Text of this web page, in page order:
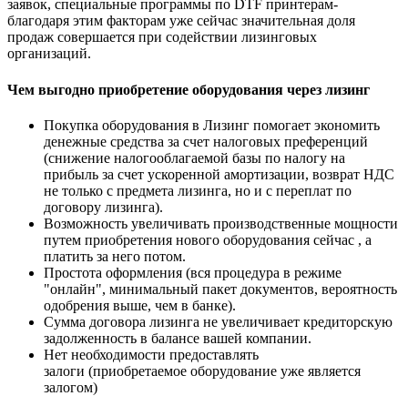
заявок, специальные программы по DTF принтерам-
благодаря этим факторам уже сейчас значительная доля
продаж совершается при содействии лизинговых
организаций.
Чем выгодно приобретение оборудования через лизинг
Покупка оборудования в Лизинг помогает экономить
денежные средства за счет налоговых преференций
(снижение налогооблагаемой базы по налогу на
прибыль за счет ускоренной амортизации, возврат НДС
не только с предмета лизинга, но и с переплат по
договору лизинга).
Возможность увеличивать производственные мощности
путем приобретения нового оборудования сейчас , а
платить за него потом.
Простота оформления (вся процедура в режиме
"онлайн", минимальный пакет документов, вероятность
одобрения выше, чем в банке).
Сумма договора лизинга не увеличивает кредиторскую
задолженность в балансе вашей компании.
Нет необходимости предоставлять
залоги (приобретаемое оборудование уже является
залогом)